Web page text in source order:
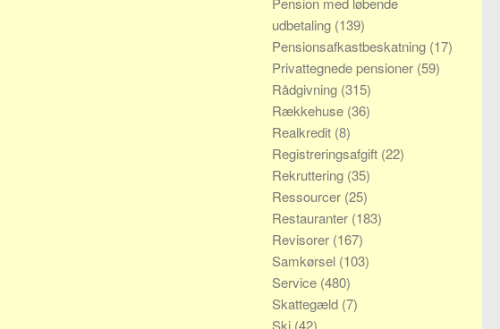
udbetaling (139)
Pensionsafkastbeskatning (17)
Privattegnede pensioner (59)
Rådgivning (315)
Rækkehuse (36)
Realkredit (8)
Registreringsafgift (22)
Rekruttering (35)
Ressourcer (25)
Restauranter (183)
Revisorer (167)
Samkørsel (103)
Service (480)
Skattegæld (7)
Ski (42)